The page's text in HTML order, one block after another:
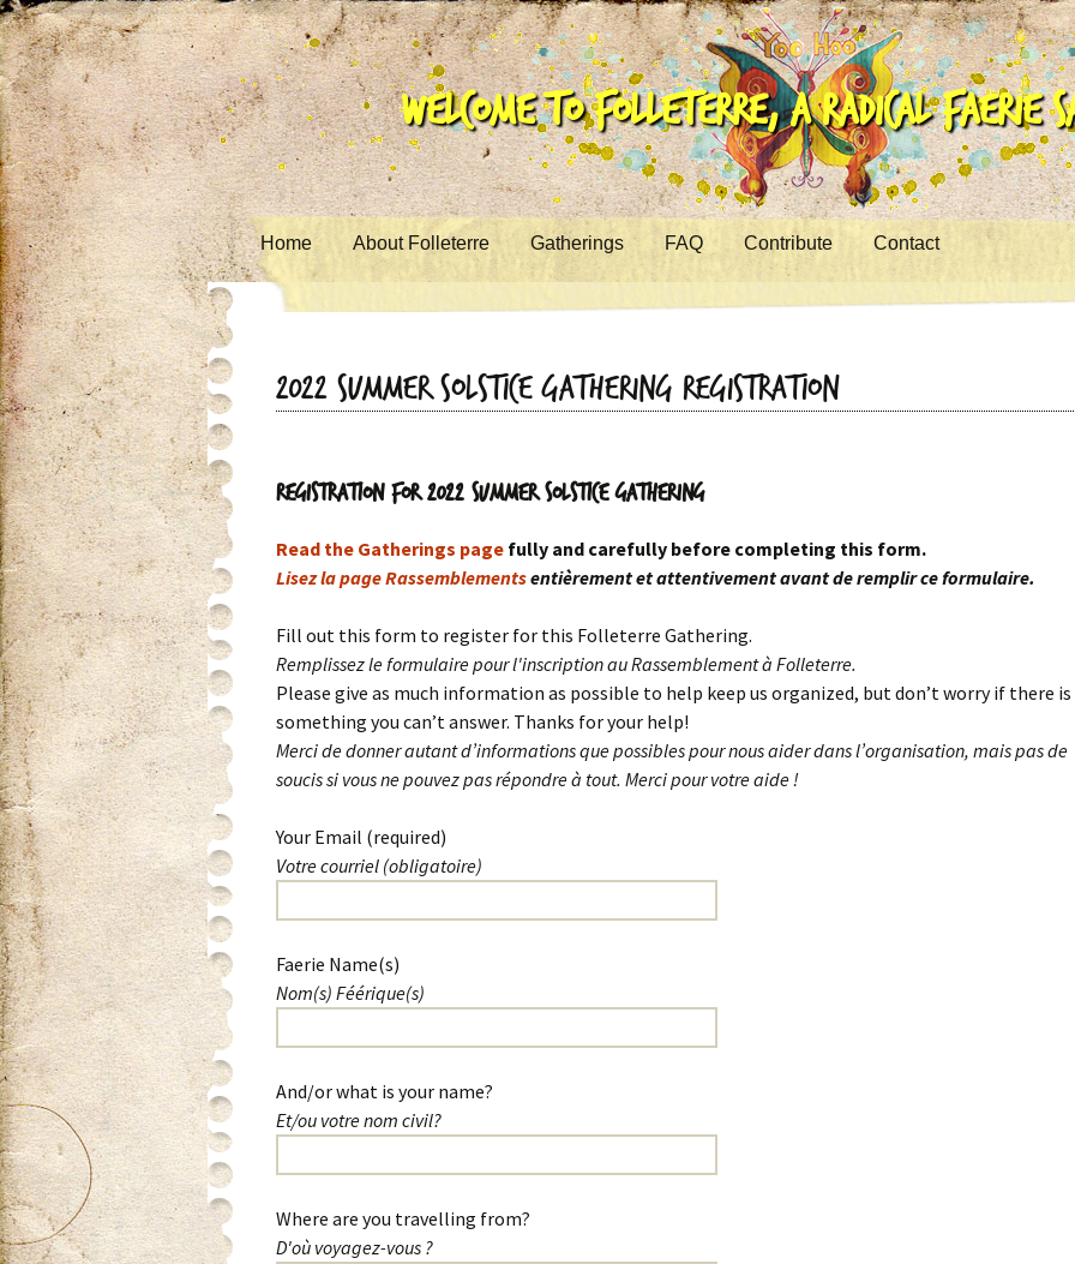
Welcome to Folleterre, a Radical Faerie
Skip to content
Home About Folleterre Gatherings FAQ Contribute Contact
2022 Summer Solstice Gathering Registration
Registration for 2022 Summer Solstice Gathering
Read the Gatherings page fully and carefully before completing this form.
Lisez la page Rassemblementsentièrement et attentivement avant de remplir ce formulaire.
Fill out this form to register for this Folleterre Gathering.
Remplissez le formulaire pour l'inscription au Rassemblement à Folleterre.
Please give as much information as possible to help keep us organized, but don’t worry if there is
something you can’t answer. Thanks for your help!
Merci de donner autant d’informations que possibles pour nous aider dans l’organisation, mais pas de
soucis si vous ne pouvez pas répondre à tout. Merci pour votre aide !
Your Email (required)
Votre courriel (obligatoire)
Please leave this field empty.
Faerie Name(s)
Nom(s) Féérique(s)
And/or what is your name?
Et/ou votre nom civil?
Where are you travelling from?
D'où voyagez-vous ?